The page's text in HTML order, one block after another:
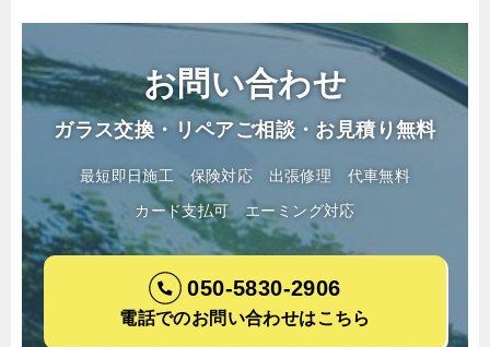
お問い合わせ
ガラス交換・リペアご相談・お見積り無料
最短即日施工 保険対応 出張修理
代車無料
カード支払可
エーミング対応
050-5830-2906
電話でのお問い合わせはこちら